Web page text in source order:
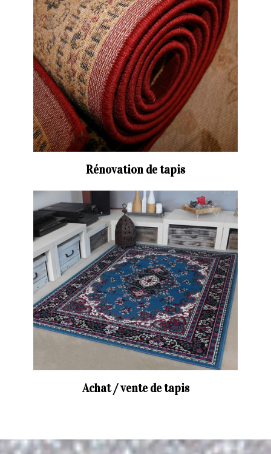
Rénovation de tapis
Achat / vente de tapis